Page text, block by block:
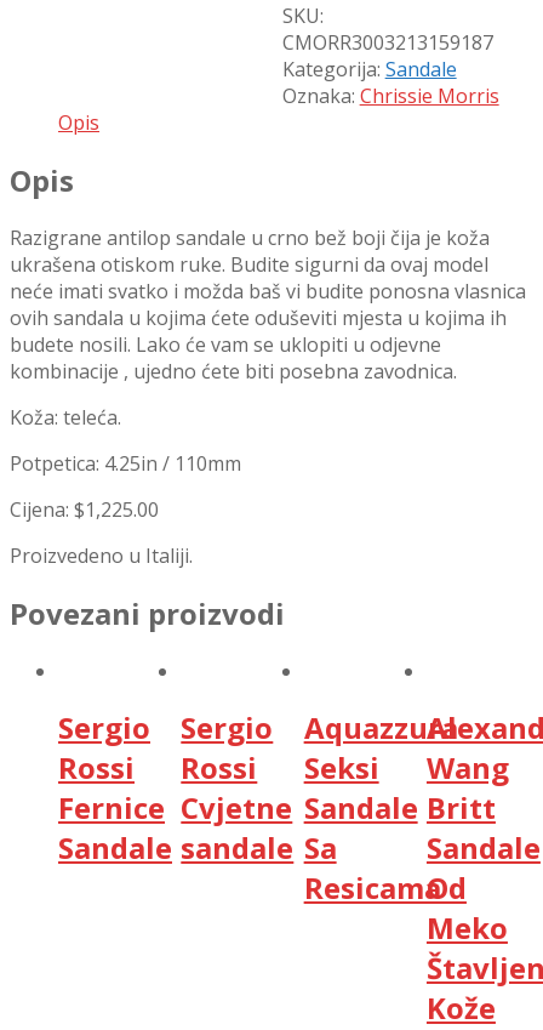
SKU:
CMORR3003213159187
Kategorija: Sandale
Oznaka: Chrissie Morris
Opis
Opis
Razigrane antilop sandale u crno bež boji čija je koža
ukrašena otiskom ruke. Budite sigurni da ovaj model
neće imati svatko i možda baš vi budite ponosna vlasnica
ovih sandala u kojima ćete oduševiti mjesta u kojima ih
budete nosili. Lako će vam se uklopiti u odjevne
kombinacije , ujedno ćete biti posebna zavodnica.
Koža: teleća.
Potpetica: 4.25in / 110mm
Cijena: $1,225.00
Proizvedeno u Italiji.
Povezani proizvodi
Sergio
Rossi
Fernice
Sandale
Sergio
Rossi
Cvjetne
sandale
Aquazzura
Seksi
Sandale
Sa
Resicama
Wang
Britt
Sandale
Od
Meko
Kože